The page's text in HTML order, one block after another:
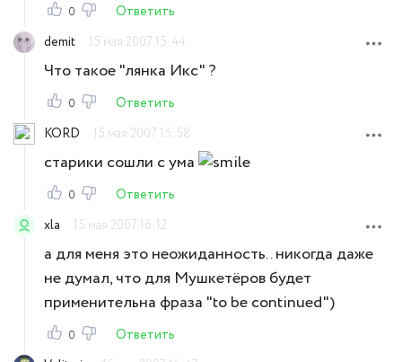
0
Ответить
demit
15 мая 2007 15:44
Что такое "лянка Икс" ?
0
Ответить
KORD
15 мая 2007 15:58
старики сошли с ума
0
Ответить
xla
15 мая 2007 16:12
а для меня это неожиданность.. никогда даже
не думал, что для Мушкетёров будет
применительна фраза "to be continued")
0
Ответить